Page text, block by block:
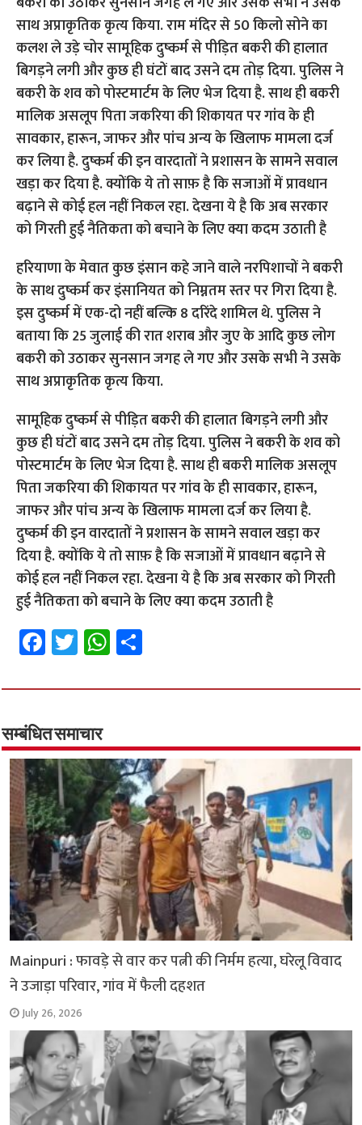
हरियाणा के मेवात कुछ इंसान कहे जाने वाले नरपिशाचों ने बकरी
के साथ दुष्कर्म कर इंसानियत को निम्नतम स्तर पर गिरा दिया है.
इस दुष्कर्म में एक-दो नहीं बल्कि 8 दरिंदे शामिल थे. पुलिस ने
बताया कि 25 जुलाई की रात शराब और जुए के आदि कुछ लोग
बकरी को उठाकर सुनसान जगह ले गए और उसके सभी ने उसके
साथ अप्राकृतिक कृत्य किया.
सामूहिक दुष्कर्म से पीड़ित बकरी की हालात बिगड़ने लगी और
कुछ ही घंटों बाद उसने दम तोड़ दिया. पुलिस ने बकरी के शव को
पोस्टमार्टम के लिए भेज दिया है. साथ ही बकरी मालिक असलूप
पिता जकरिया की शिकायत पर गांव के ही सावकार, हारून,
जाफर और पांच अन्य के खिलाफ मामला दर्ज कर लिया है.
दुष्कर्म की इन वारदातों ने प्रशासन के सामने सवाल खड़ा कर
दिया है. क्योंकि ये तो साफ़ है कि सजाओं में प्रावधान बढ़ाने से
कोई हल नहीं निकल रहा. देखना ये है कि अब सरकार को गिरती
हुई नैतिकता को बचाने के लिए क्या कदम उठाती है
Fa
ce
b
o
o
k
T
wi
tt
er
W
h
at
p
p
ar
सम्बंधित समाचार
Mainpuri : फावड़े से वार कर पत्नी की निर्मम हत्या, घरेलू विवाद
ने उजाड़ा परिवार, गांव में फैली दहशत
July 26, 2026